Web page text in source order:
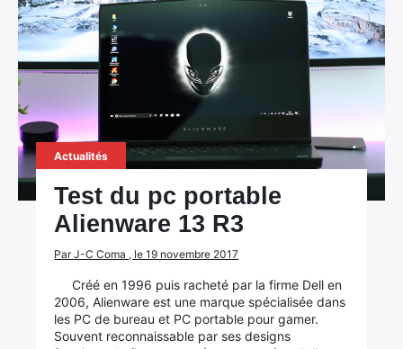
Actualités
Test du pc portable
Alienware 13 R3
Par J-C Coma , le 19 novembre 2017
Créé en 1996 puis racheté par la firme Dell en
2006, Alienware est une marque spécialisée dans
les PC de bureau et PC portable pour gamer.
Souvent reconnaissable par ses designs